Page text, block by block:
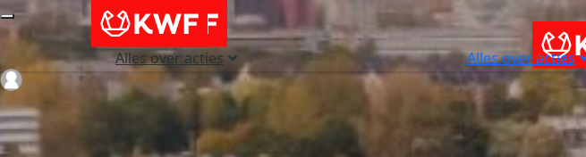
Alles over acties Alles over acties
Login